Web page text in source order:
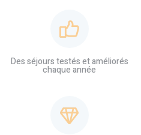
Des séjours testés et améliorés
chaque année